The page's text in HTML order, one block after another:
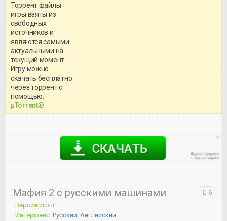
системными требованиями и
Торрент файлы
игры взяты из
свободных
источников и
являются самыми
актуальными на
текущий момент.
Игру можно
скачать бесплатно
через торрент с
помощью:
μTorrent®
Мафия 2 с русскими машинами
Версия игры:
Интерфейс: Русский, Английский
6